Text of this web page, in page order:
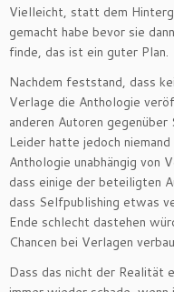
Vielleicht, statt dem
gemacht habe bevor sie
finde, das ist ein guter Plan.
Nachdem feststand, dass
Verlage die Anthologie
anderen Autoren
Leider hatte jedoch
Anthologie unabhängig von
dass einige der beteiligten
dass Selfpublishing etwas
Ende schlecht dastehen
Chancen bei Verlagen
Dass das nicht der Realität